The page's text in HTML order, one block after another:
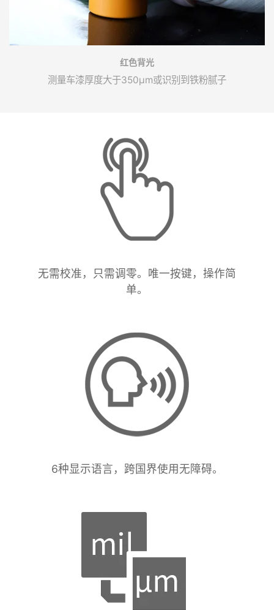
红色背光
测量车漆厚度大于350μm或识别到铁粉腻子
无需校准，只需调零。唯一按键，操作简
单。
6种显示语言，跨国界使用无障碍。